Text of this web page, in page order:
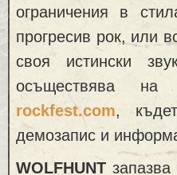
ограничения в
прогресив рок, или
своя истински
осъществява на
rockfest.com,
демозапис и
WOLFHUNT